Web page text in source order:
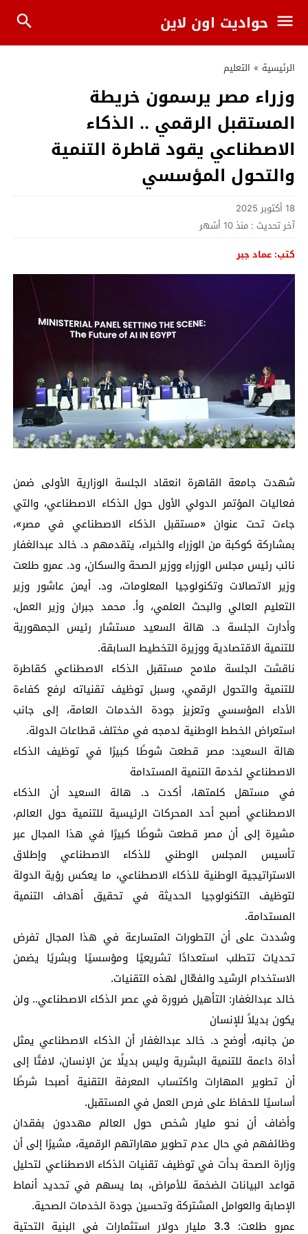
حواديت اون لاين
الرئيسية » التعليم
وزراء مصر يرسمون خريطة
المستقبل الرقمي .. الذكاء
الاصطناعي يقود قاطرة التنمية
والتحول المؤسسي
18 أكتوبر 2025
آخر تحديث : منذ 10 أشهر
كتب: عماد جبر
شهدت جامعة القاهرة انعقاد الجلسة الوزارية الأولى ضمن
فعاليات المؤتمر الدولي الأول حول الذكاء الاصطناعي، والتي
جاءت تحت عنوان «مستقبل الذكاء الاصطناعي في مصر»،
بمشاركة كوكبة من الوزراء والخبراء، يتقدمهم د. خالد عبدالغفار
نائب رئيس مجلس الوزراء ووزير الصحة والسكان، ود. عمرو طلعت
وزير الاتصالات وتكنولوجيا المعلومات، ود. أيمن عاشور وزير
التعليم العالي والبحث العلمي، وأ. محمد جبران وزير العمل،
وأدارت الجلسة د. هالة السعيد مستشار رئيس الجمهورية
للتنمية الاقتصادية ووزيرة التخطيط السابقة.
ناقشت الجلسة ملامح مستقبل الذكاء الاصطناعي كقاطرة
للتنمية والتحول الرقمي، وسبل توظيف تقنياته لرفع كفاءة
الأداء المؤسسي وتعزيز جودة الخدمات العامة، إلى جانب
استعراض الخطط الوطنية لدمجه في مختلف قطاعات الدولة.
هالة السعيد: مصر قطعت شوطًا كبيرًا في توظيف الذكاء
الاصطناعي لخدمة التنمية المستدامة
في مستهل كلمتها، أكدت د. هالة السعيد أن الذكاء
الاصطناعي أصبح أحد المحركات الرئيسية للتنمية حول العالم،
مشيرة إلى أن مصر قطعت شوطًا كبيرًا في هذا المجال عبر
تأسيس المجلس الوطني للذكاء الاصطناعي وإطلاق
الاستراتيجية الوطنية للذكاء الاصطناعي، ما يعكس رؤية الدولة
لتوظيف التكنولوجيا الحديثة في تحقيق أهداف التنمية
المستدامة.
وشددت على أن التطورات المتسارعة في هذا المجال تفرض
تحديات تتطلب استعدادًا تشريعيًا ومؤسسيًا وبشريًا يضمن
الاستخدام الرشيد والفعّال لهذه التقنيات.
خالد عبدالغفار: التأهيل ضرورة في عصر الذكاء الاصطناعي.. ولن
يكون بديلاً للإنسان
من جانبه، أوضح د. خالد عبدالغفار أن الذكاء الاصطناعي يمثل
أداة داعمة للتنمية البشرية وليس بديلًا عن الإنسان، لافتًا إلى
أن تطوير المهارات واكتساب المعرفة التقنية أصبحا شرطًا
أساسيًا للحفاظ على فرص العمل في المستقبل.
وأضاف أن نحو مليار شخص حول العالم مهددون بفقدان
وظائفهم في حال عدم تطوير مهاراتهم الرقمية، مشيرًا إلى أن
وزارة الصحة بدأت في توظيف تقنيات الذكاء الاصطناعي لتحليل
قواعد البيانات الضخمة للأمراض، بما يسهم في تحديد أنماط
الإصابة والعوامل المشتركة وتحسين جودة الخدمات الصحية.
عمرو طلعت: 3.3 مليار دولار استثمارات في البنية التحتية